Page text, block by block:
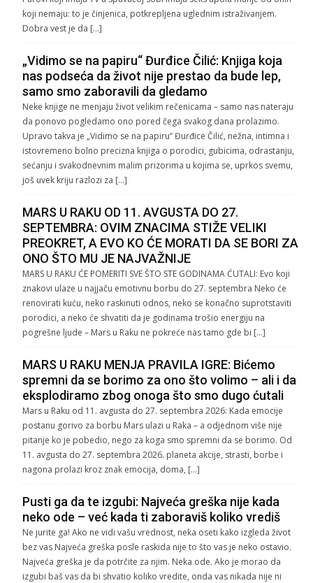
koji nemaju: to je činjenica, potkrepljena uglednim istraživanjem.
Dobra vest je da […]
„Vidimo se na papiru“ Đurđice Čilić: Knjiga koja
nas podseća da život nije prestao da bude lep,
samo smo zaboravili da gledamo
Neke knjige ne menjaju život velikim rečenicama – samo nas nateraju
da ponovo pogledamo ono pored čega svakog dana prolazimo.
Upravo takva je „Vidimo se na papiru“ Đurđice Čilić, nežna, intimna i
istovremeno bolno precizna knjiga o porodici, gubicima, odrastanju,
sećanju i svakodnevnim malim prizorima u kojima se, uprkos svemu,
još uvek kriju razlozi za […]
MARS U RAKU OD 11. AVGUSTA DO 27.
SEPTEMBRA: OVIM ZNACIMA STIŽE VELIKI
PREOKRET, A EVO KO ĆE MORATI DA SE BORI ZA
ONO ŠTO MU JE NAJVAŽNIJE
MARS U RAKU ĆE POMERITI SVE ŠTO STE GODINAMA ĆUTALI: Evo koji
znakovi ulaze u najjaču emotivnu borbu do 27. septembra Neko će
renovirati kuću, neko raskinuti odnos, neko se konačno suprotstaviti
porodici, a neko će shvatiti da je godinama trošio energiju na
pogrešne ljude – Mars u Raku ne pokreće nas tamo gde bi […]
MARS U RAKU MENJA PRAVILA IGRE: Bićemo
spremni da se borimo za ono što volimo – ali i da
eksplodiramo zbog onoga što smo dugo ćutali
Mars u Raku od 11. avgusta do 27. septembra 2026: Kada emocije
postanu gorivo za borbu Mars ulazi u Raka – a odjednom više nije
pitanje ko je pobedio, nego za koga smo spremni da se borimo. Od
11. avgusta do 27. septembra 2026. planeta akcije, strasti, borbe i
nagona prolazi kroz znak emocija, doma, […]
Pusti ga da te izgubi: Najveća greška nije kada
neko ode – već kada ti zaboraviš koliko vrediš
Ne jurite ga! Ako ne vidi vašu vrednost, neka oseti kako izgleda život
bez vas Najveća greška posle raskida nije to što vas je neko ostavio.
Najveća greška je da potrčite za njim. Neka ode. Ako je morao da
izgubi baš vas da bi shvatio koliko vredite, onda vas nikada nije ni